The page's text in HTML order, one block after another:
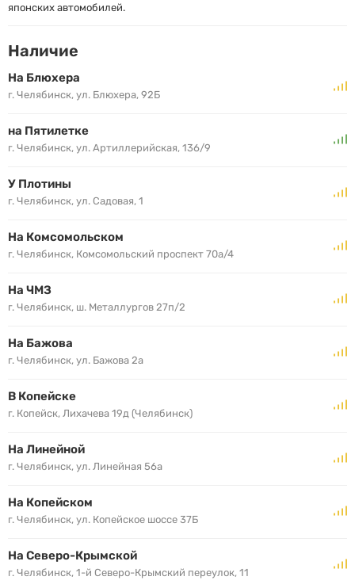
японских автомобилей.
Наличие
На Блюхера
г. Челябинск, ул. Блюхера, 92Б
на Пятилетке
г. Челябинск, ул. Артиллерийская, 136/9
У Плотины
г. Челябинск, ул. Садовая, 1
На Комсомольском
г. Челябинск, Комсомольский проспект 70а/4
На ЧМЗ
г. Челябинск, ш. Металлургов 27п/2
На Бажова
г. Челябинск, ул. Бажова 2а
В Копейске
г. Копейск, Лихачева 19д (Челябинск)
На Линейной
г. Челябинск, ул. Линейная 56а
На Копейском
г. Челябинск, ул. Копейское шоссе 37Б
На Северо-Крымской
г. Челябинск, 1-й Северо-Крымский переулок, 11